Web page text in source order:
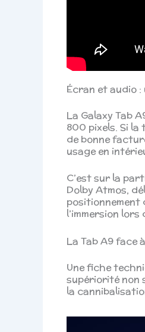
Écran et audio :
La Galaxy Tab
800 pixels. Si la
de bonne
usage en
C’est sur la
Dolby Atmos,
positionnement
l’immersion
La Tab A9 face
Une fiche
supériorité non
la